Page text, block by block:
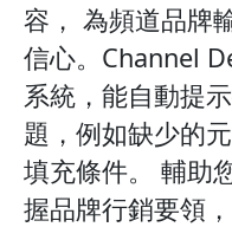
容， 為頻道品牌
信心。Channel
系統，能自動提
題，例如缺少的
填充條件。 輔助
握品牌行銷要領